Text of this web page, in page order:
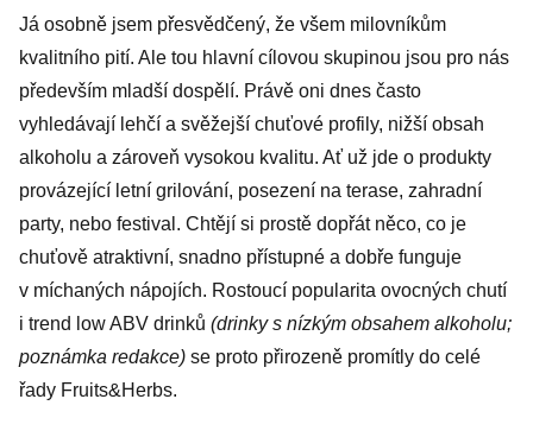
Já osobně jsem přesvědčený, že všem milovníkům
kvalitního pití. Ale tou hlavní cílovou skupinou jsou pro nás
především mladší dospělí. Právě oni dnes často
vyhledávají lehčí a svěžejší chuťové profily, nižší obsah
alkoholu a zároveň vysokou kvalitu. Ať už jde o produkty
provázející letní grilování, posezení na terase, zahradní
party, nebo festival. Chtějí si prostě dopřát něco, co je
chuťově atraktivní, snadno přístupné a dobře funguje
v míchaných nápojích. Rostoucí popularita ovocných chutí
i trend low ABV drinků (drinky s nízkým obsahem alkoholu;
poznámka redakce) se proto přirozeně promítly do celé
řady Fruits&Herbs.